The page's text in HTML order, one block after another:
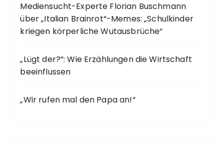
Mediensucht-Experte Florian Buschmann
über „Italian Brainrot“-Memes: „Schulkinder
kriegen körperliche Wutausbrüche“
„Lügt der?“: Wie Erzählungen die Wirtschaft
beeinflussen
„Wir rufen mal den Papa an!“